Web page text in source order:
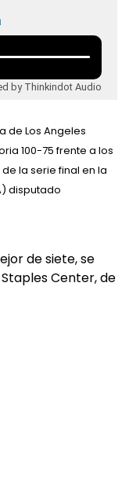
by Thinkindot Audio
de Los Angeles
100-75 frente a los
la serie final en la
disputado
de siete, se
Center, de